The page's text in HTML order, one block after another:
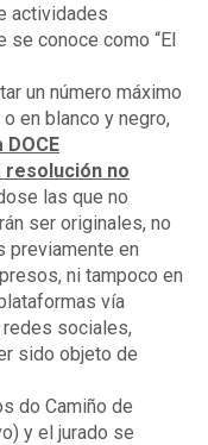
actividades
conoce como “El
un número máximo
en blanco y negro,
resolución no
las que no
ser originales, no
previamente en
ni tampoco en
vía
sociales,
sido objeto de
do Camiño de
y el jurado se